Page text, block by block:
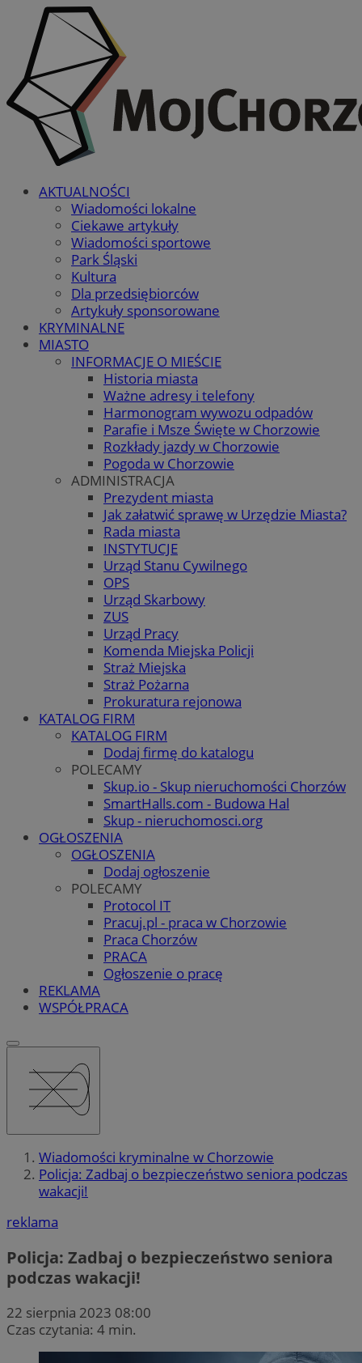
AKTUALNOŚCI
Wiadomości lokalne
Ciekawe artykuły
Wiadomości sportowe
Park Śląski
Kultura
Dla przedsiębiorców
Artykuły sponsorowane
KRYMINALNE
MIASTO
INFORMACJE O MIEŚCIE
Historia miasta
Ważne adresy i telefony
Harmonogram wywozu odpadów
Parafie i Msze Święte w Chorzowie
Rozkłady jazdy w Chorzowie
Pogoda w Chorzowie
ADMINISTRACJA
Prezydent miasta
Jak załatwić sprawę w Urzędzie Miasta?
Rada miasta
INSTYTUCJE
Urząd Stanu Cywilnego
OPS
Urząd Skarbowy
ZUS
Urząd Pracy
Komenda Miejska Policji
Straż Miejska
Straż Pożarna
Prokuratura rejonowa
KATALOG FIRM
KATALOG FIRM
Dodaj firmę do katalogu
POLECAMY
Skup.io - Skup nieruchomości Chorzów
SmartHalls.com - Budowa Hal
Skup - nieruchomosci.org
OGŁOSZENIA
OGŁOSZENIA
Dodaj ogłoszenie
POLECAMY
Protocol IT
Pracuj.pl - praca w Chorzowie
Praca Chorzów
PRACA
Ogłoszenie o pracę
REKLAMA
WSPÓŁPRACA
Wiadomości kryminalne w Chorzowie
Policja: Zadbaj o bezpieczeństwo seniora podczas
wakacji!
reklama
Policja: Zadbaj o bezpieczeństwo seniora
podczas wakacji!
22 sierpnia 2023 08:00
Czas czytania: 4 min.